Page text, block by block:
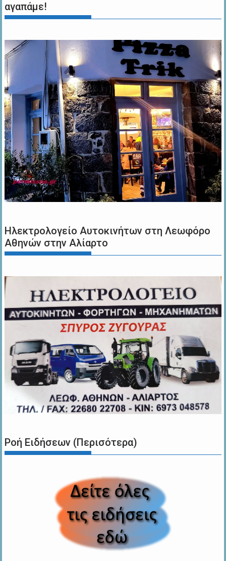
αγαπάμε!
Ηλεκτρολογείο Αυτοκινήτων στη Λεωφόρο
Αθηνών στην Αλίαρτο
Ροή Ειδήσεων (Περισότερα)